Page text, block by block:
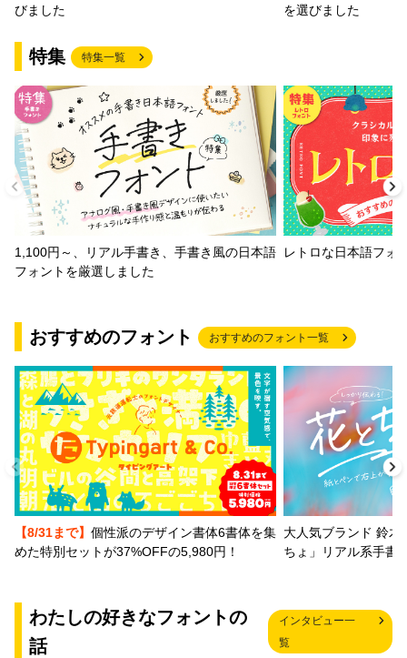
びました
を選びました
特集 特集一覧
1,100円～、リアル手書き、手書き風の日本語
フォントを厳選しました
レトロな日本語フォ
おすすめのフォント おすすめのフォント一覧
【8/31まで】 個性派のデザイン書体6書体を集
めた特別セットが37%OFFの5,980円！
大人気ブランド 鈴木
ちょ」リアル系手書
わたしの好きなフォントの
話
インタビュー一
覧